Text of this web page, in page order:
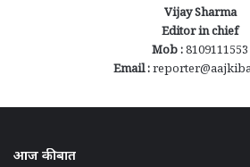
Vijay Sharma
Editor in chief
Mob :8109111553
Email :
आज की बात